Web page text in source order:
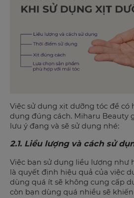
Việc sử dụng xịt dưỡng tóc để có
dụng đúng cách. Miharu Beauty
lưu ý đang và sẽ sử dụng nhé:
2.1. Liều lượng và cách sử
Việc bạn sử dụng liều lượng như
là quyết định hiệu quả của việc
dùng quá ít sẽ không cung cấp
còn bạn dùng quá nhiều sẽ